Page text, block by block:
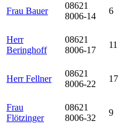
Frau Bauer
08621
8006-14
6
Herr
Beringhoff
08621
8006-17
11
Herr Fellner
08621
8006-22
17
Frau
Flötzinger
08621
8006-32
9